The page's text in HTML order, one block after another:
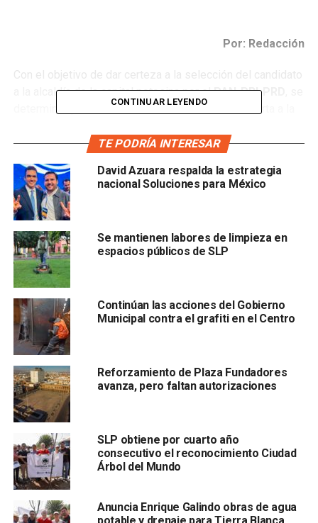
Por: Redacción
Con el objetivo de dar certeza a la selección del candidato
a la alcaldía de la capital potosina por elPAN-PRI-PRD
determinó que ésta sea a través de encuesta abierta a la
aspirantes,David Azuara, Rubén Guajardo y Enrique
Así lo dio a conocer la presidenta del Comité Directivo
Municipal del PAN, Cristina Govea Soler,
que a independencia de la firma del convenio de coalición
entre las tres fuerzas políticas y el siglado mismo de
candidaturas en todo el estado, la ciudadanía será quién
determine el perfil de su preferencia en la capital.
Gover Soler
varios reactivos:
“No únicamente se busca conocer por quién votaría la
ciudadanía, la encuesta busca determinar conocimiento de
los aspirantes entre el electorado, cociente de aceptación
y sobre todo competitividad, quién obtenga la mayor
puntuación en ruta al proceso electoral, sería el apto para
CONTINUAR LEYENDO
TE PODRÍA INTERESAR
David Azuara respalda la estrategia
nacional Soluciones para México
Se mantienen labores de limpieza en
espacios públicos de SLP
Continúan las acciones del Gobierno
Municipal contra el grafiti en el Centro
Reforzamiento de Plaza Fundadores
avanza, pero faltan autorizaciones
SLP obtiene por cuarto año
consecutivo el reconocimiento Ciudad
Árbol del Mundo
Anuncia Enrique Galindo obras de agua